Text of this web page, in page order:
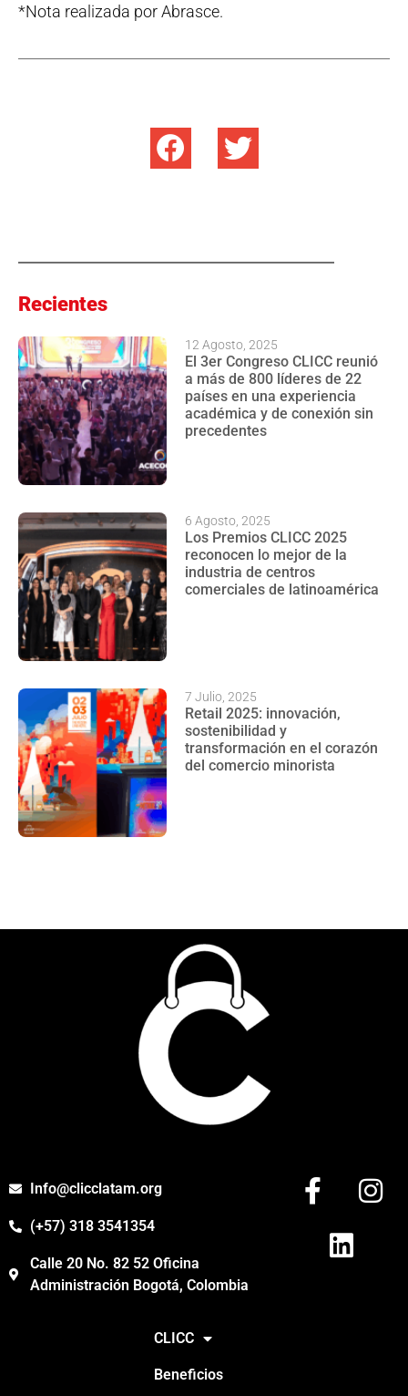
*Nota realizada por Abrasce.
Recientes
El 3er Congreso CLICC reunió
a más de 800 líderes de 22
países en una experiencia
académica y de conexión sin
precedentes
12 Agosto, 2025
Los Premios CLICC 2025
reconocen lo mejor de la
industria de centros
comerciales de latinoamérica
6 Agosto, 2025
Retail 2025: innovación,
sostenibilidad y
transformación en el corazón
del comercio minorista
7 Julio, 2025
Info@clicclatam.org
(+57) 318 3541354
Calle 20 No. 82 52 Oficina
Administración Bogotá, Colombia
CLICC
Beneficios